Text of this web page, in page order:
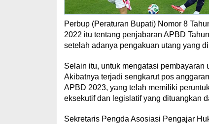
Perbup (Peraturan Bupati) Nomor 8
2022 itu tentang penjabaran APBD
setelah adanya pengakuan utang yang
Selain itu, untuk mengatasi pembayaran
Akibatnya terjadi sengkarut pos
APBD 2023, yang telah memiliki
eksekutif dan legislatif yang dituangkan
Sekretaris Pengda Asosiasi Pengajar